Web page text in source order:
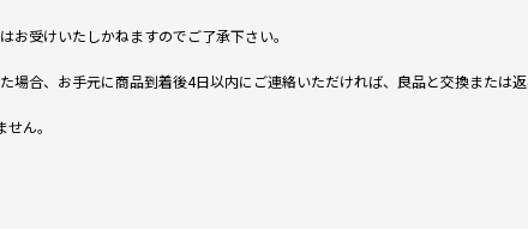
お受けいたしかねますのでご了承下さい。
合、お手元に商品到着後4日以内にご連絡いただければ、良品と交換または返
ん。